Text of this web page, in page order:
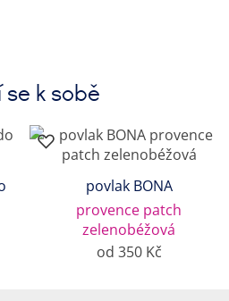
se k sobě
povlak BONA
provence patch
zelenobéžová
od 350 Kč